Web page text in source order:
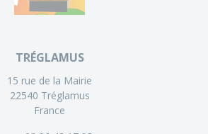
TRÉGLAMUS
15 rue de la Mairie
22540 Tréglamus
France